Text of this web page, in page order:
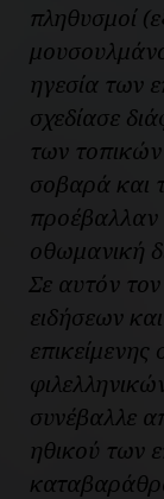
πληθυσμοί
ηγεσία των
σχεδίασε
των
σοβαρά και
προέβαλλαν
οθωμανική
Σε αυτόν
ειδήσεων
συνέβαλλε
ηθικού των